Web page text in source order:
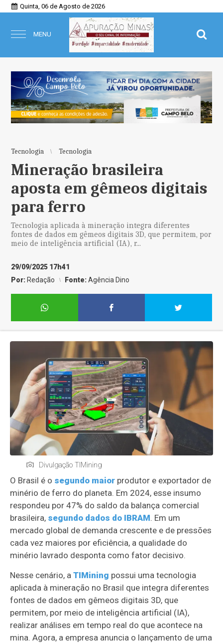
Quinta, 06 de Agosto de 2026
MENU
Tecnologia Tecnologia
Mineração brasileira
aposta em gêmeos digitais
para ferro
Tecnologia aplicada à mineração integra diferentes
fontes de dados em gêmeos digitais 3D, que permitem, por
meio de inteligência artificial (IA), r...
29/09/2025 17h41
Por: Redação Fonte:Agência Dino
Divulgação TIMining
O Brasil é o segundo maior produtor e exportador de
minério de ferro do planeta. Em 2024, esse insumo
respondeu por 47% do saldo da balança comercial
brasileira, segundo dados do IBRAM. Em um
mercado global de demanda crescente e de pressões
cada vez maiores por eficiência, a qualidade do
minério lavrado desponta como fator decisivo.
Nesse cenário, aTIMining possui uma tecnologia
aplicada à mineração no Brasil que integra diferentes
fontes de dados em gêmeos digitais 3D, que
permitem, por meio de inteligência artificial (IA),
realizar análises em tempo real do que acontece na
mina. Agora, a empresa anuncia o lançamento de uma